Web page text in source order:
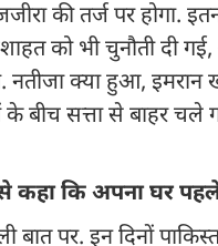
की तर्ज पर होगा.
को भी चुनौती दी
नतीजा क्या हुआ, इमरान
बीच सत्ता से बाहर चले
से कहा कि अपना घर
पर. इन दिनों